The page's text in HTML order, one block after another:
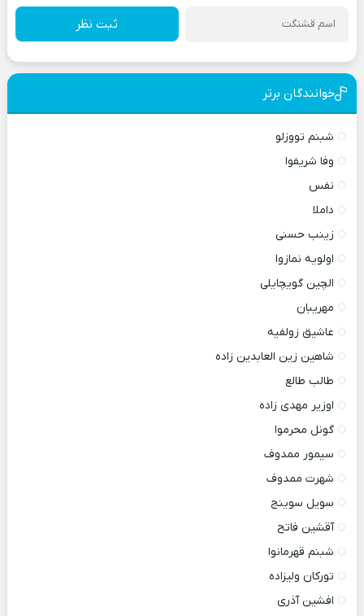
ثبت نظر
خوانندگان برتر
شبنم تووزلو
وفا شریفوا
نفس
داملا
زینب حسنی
اولویه نمازوا
الچین گویچایلی
مهریبان
عاشیق زولفیه
شاهین زین العابدین زاده
طالب طالع
اوزیر مهدی زاده
گونل محرموا
سیمور ممدوف
شهرت ممدوف
سویل سوینج
آقشین فاتح
شبنم قهرمانوا
تورکان ولیزاده
افشین آذری